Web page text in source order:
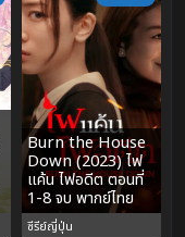
Burn the House
Down (2023) ไฟ
แค้น ไฟอดีต ตอนที่
1-8 จบ พากย์ไทย
ซีรีย์ญี่ปุ่น